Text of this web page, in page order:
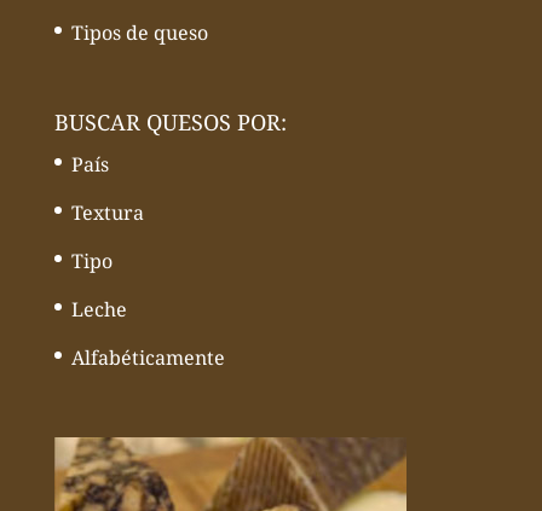
Tipos de queso
BUSCAR QUESOS POR:
País
Textura
Tipo
Leche
Alfabéticamente